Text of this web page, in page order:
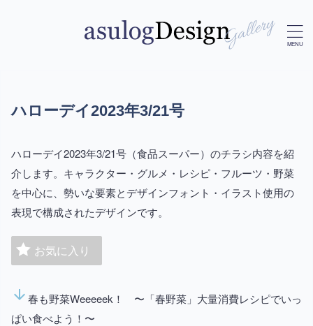
ハローデイ2023年3/21号
ハローデイ2023年3/21号（食品スーパー）のチラシ内容を紹
介します。キャラクター・グルメ・レシピ・フルーツ・野菜
を中心に、勢いな要素とデザインフォント・イラスト使用の
表現で構成されたデザインです。
お気に入り
arrow_downward春も野菜Weeeeek！ 〜「春野菜」大量消費レシピでいっ
ぱい食べよう！〜